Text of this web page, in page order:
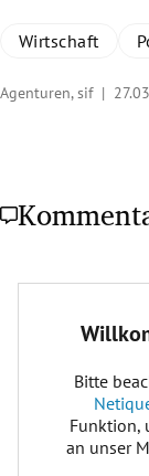
Wirtschaft
Agenturen, sif |